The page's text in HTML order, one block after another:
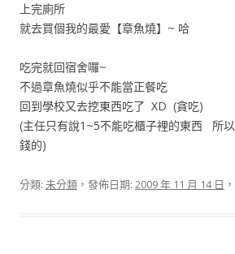
上完廁所
就去買個我的最愛【章魚燒】~ 哈
吃完就回宿舍囉~
不過章魚燒似乎不能當正餐吃
回到學校又去挖東西吃了 XD (貪吃)
(主任只有說1~5不能吃櫃子裡的東西 所
錢的)
分類: 未分類 ，發佈日期: 2009 年 11 月 14 日